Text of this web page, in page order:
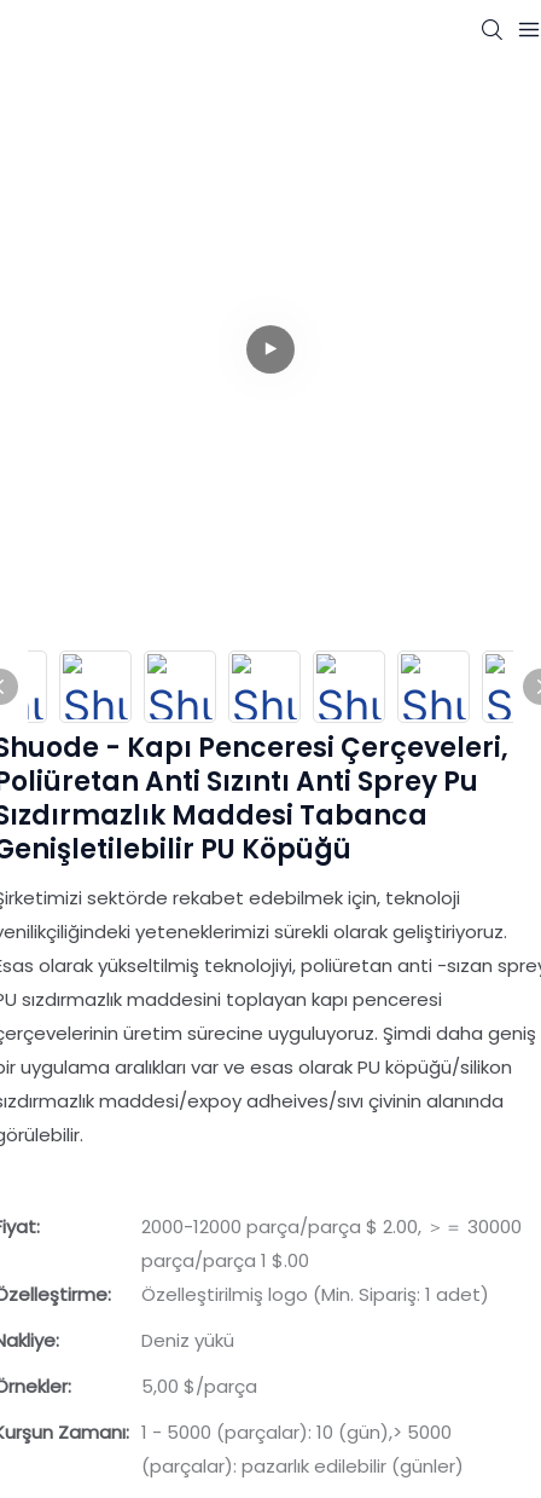
- Kapı Penceresi Çerçeveleri,
Anti Sızıntı Anti Sprey Pu
Maddesi Tabanca
PU Köpüğü
sektörde rekabet edebilmek için, teknoloji
yeteneklerimizi sürekli olarak geliştiriyoruz.
olarak yükseltilmiş teknolojiyi, poliüretan anti -sızan
sızdırmazlık maddesini toplayan kapı penceresi
üretim sürecine uyguluyoruz. Şimdi daha geniş
uygulama aralıkları var ve esas olarak PU köpüğü/silikon
maddesi/expoy adheives/sıvı çivinin alanında
2000-12000 parça/parça $ 2.00, ＞＝ 30000
parça/parça 1 $.00
Özelleştirilmiş logo (Min. Sipariş: 1 adet)
Deniz yükü
5,00 $/parça
Zamanı: 1 - 5000 (parçalar): 10 (gün),> 5000
(parçalar): pazarlık edilebilir (günler)